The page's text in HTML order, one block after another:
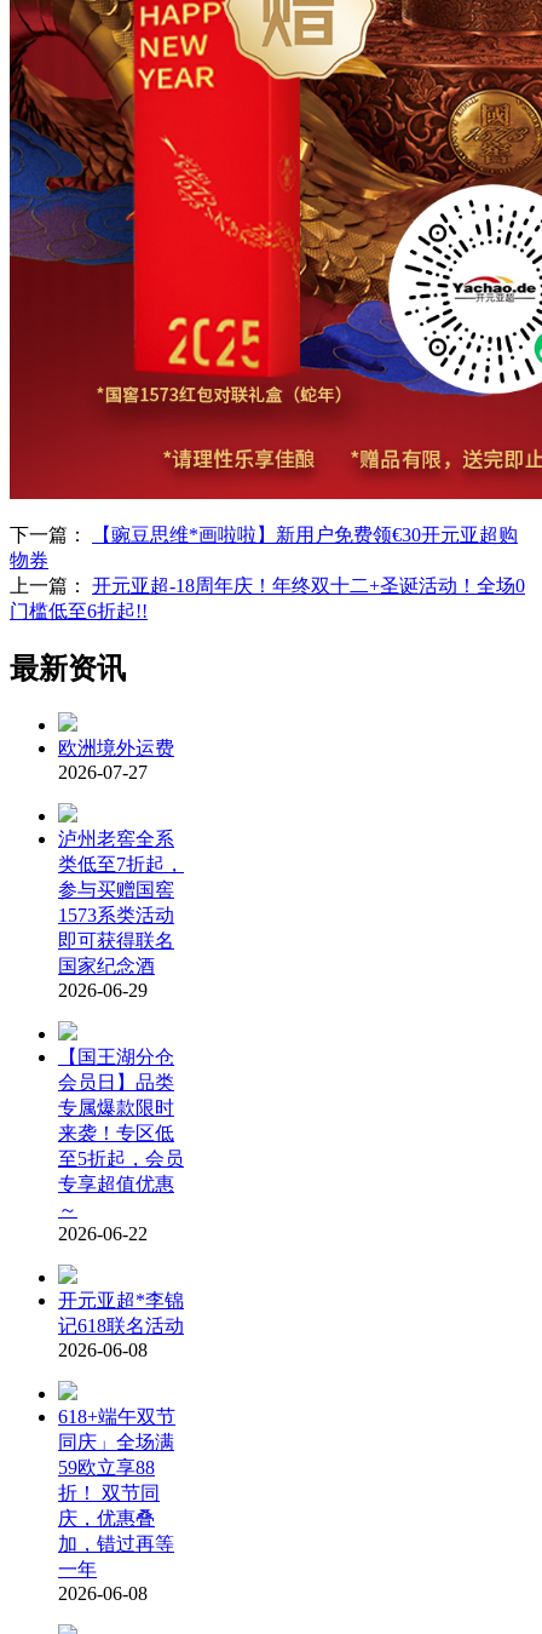
下一篇：
【豌豆思维*画啦啦】新用户免费领€30开元亚超购
物券
上一篇： 开元亚超-18周年庆！年终双十二+圣诞活动！全场0
门槛低至6折起!!
最新资讯
欧洲境外运费
2026-07-27
泸州老窖全系
类低至7折起，
参与买赠国窖
1573系类活动
即可获得联名
国家纪念酒
2026-06-29
【国王湖分仓
会员日】品类
专属爆款限时
来袭！专区低
至5折起，会员
专享超值优惠
～
2026-06-22
开元亚超*李锦
记618联名活动
2026-06-08
618+端午双节
同庆」全场满
59欧立享88
折！ 双节同
庆，优惠叠
加，错过再等
一年
2026-06-08